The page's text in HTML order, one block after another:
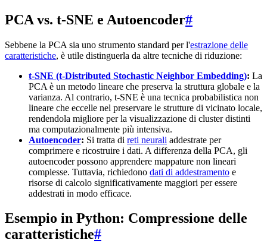
PCA vs. t-SNE e Autoencoder#
Sebbene la PCA sia uno strumento standard per l'estrazione delle
caratteristiche, è utile distinguerla da altre tecniche di riduzione:
t-SNE (t-Distributed Stochastic Neighbor Embedding): La
PCA è un metodo lineare che preserva la struttura globale e la
varianza. Al contrario, t-SNE è una tecnica probabilistica non
lineare che eccelle nel preservare le strutture di vicinato locale,
rendendola migliore per la visualizzazione di cluster distinti
ma computazionalmente più intensiva.
Autoencoder: Si tratta di reti neurali addestrate per
comprimere e ricostruire i dati. A differenza della PCA, gli
autoencoder possono apprendere mappature non lineari
complesse. Tuttavia, richiedono dati di addestramento e
risorse di calcolo significativamente maggiori per essere
addestrati in modo efficace.
Esempio in Python: Compressione delle
caratteristiche#